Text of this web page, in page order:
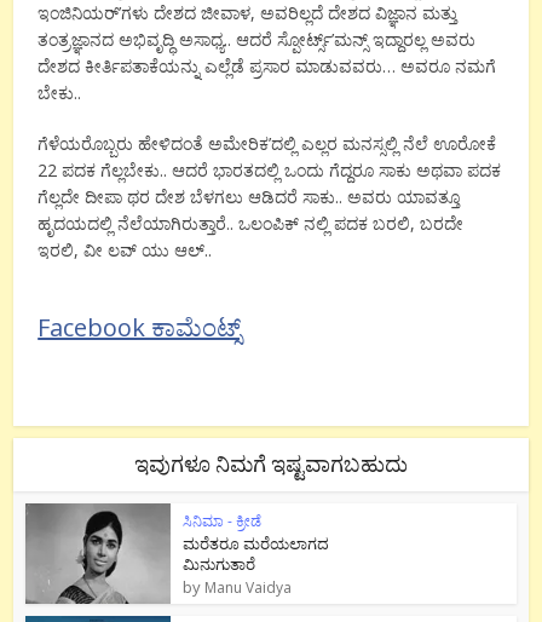
ಇಂಜಿನಿಯರ್’ಗಳು ದೇಶದ ಜೀವಾಳ, ಅವರಿಲ್ಲದೆ ದೇಶದ ವಿಜ್ಞಾನ ಮತ್ತು
ತಂತ್ರಜ್ಞಾನದ ಅಭಿವೃದ್ಧಿ ಅಸಾಧ್ಯ.. ಆದರೆ ಸ್ಪೋರ್ಟ್ಸ್’ಮನ್ಸ್ ಇದ್ದಾರಲ್ಲ ಅವರು
ದೇಶದ ಕೀರ್ತಿಪತಾಕೆಯನ್ನು ಎಲ್ಲೆಡೆ ಪ್ರಸಾರ ಮಾಡುವವರು… ಅವರೂ ನಮಗೆ
ಬೇಕು..
ಗೆಳೆಯರೊಬ್ಬರು ಹೇಳಿದಂತೆ ಅಮೇರಿಕ’ದಲ್ಲಿ ಎಲ್ಲರ ಮನಸ್ಸಲ್ಲಿ ನೆಲೆ ಊರೋಕೆ
22 ಪದಕ ಗೆಲ್ಲಬೇಕು.. ಆದರೆ ಭಾರತದಲ್ಲಿ ಒಂದು ಗೆದ್ದರೂ ಸಾಕು ಅಥವಾ ಪದಕ
ಗೆಲ್ಲದೇ ದೀಪಾ ಥರ ದೇಶ ಬೆಳಗಲು ಆಡಿದರೆ ಸಾಕು.. ಅವರು ಯಾವತ್ತೂ
ಹೃದಯದಲ್ಲಿ ನೆಲೆಯಾಗಿರುತ್ತಾರೆ.. ಒಲಂಪಿಕ್ ನಲ್ಲಿ ಪದಕ ಬರಲಿ, ಬರದೇ
ಇರಲಿ, ವೀ ಲವ್ ಯು ಆಲ್..
Facebook ಕಾಮೆಂಟ್ಸ್
ಇವುಗಳೂ ನಿಮಗೆ ಇಷ್ಟವಾಗಬಹುದು
ಸಿನಿಮಾ - ಕ್ರೀಡೆ
ಮರೆತರೂ ಮರೆಯಲಾಗದ
ಮಿನುಗುತಾರೆ
by Manu Vaidya